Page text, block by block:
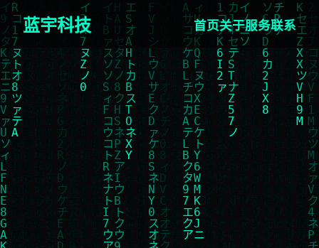
蓝宇科技 首页关于服务联系